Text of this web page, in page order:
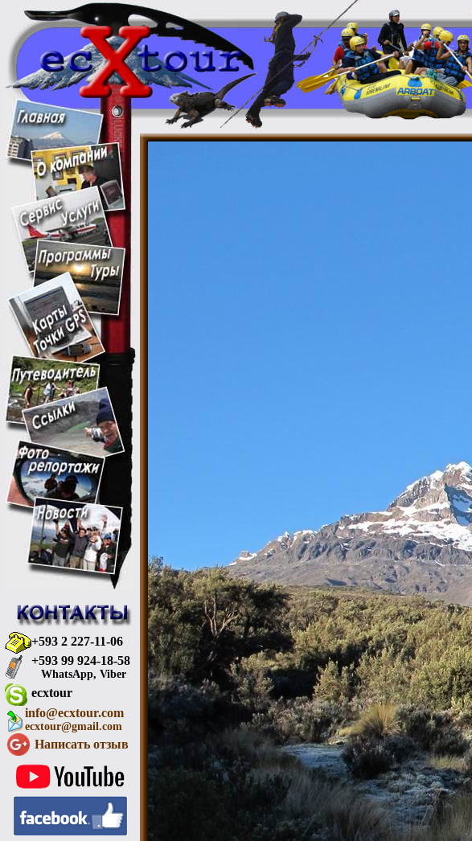
+593 2 227-11-06
+593 99 924-18-58
WhatsApp, Viber
ecxtour
info@ecxtour.com
ecxtour@gmail.com
Написать отзыв